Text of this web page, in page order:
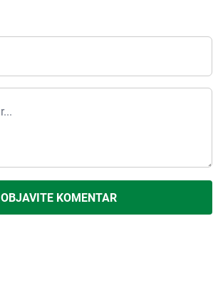
OBJAVITE KOMENTAR